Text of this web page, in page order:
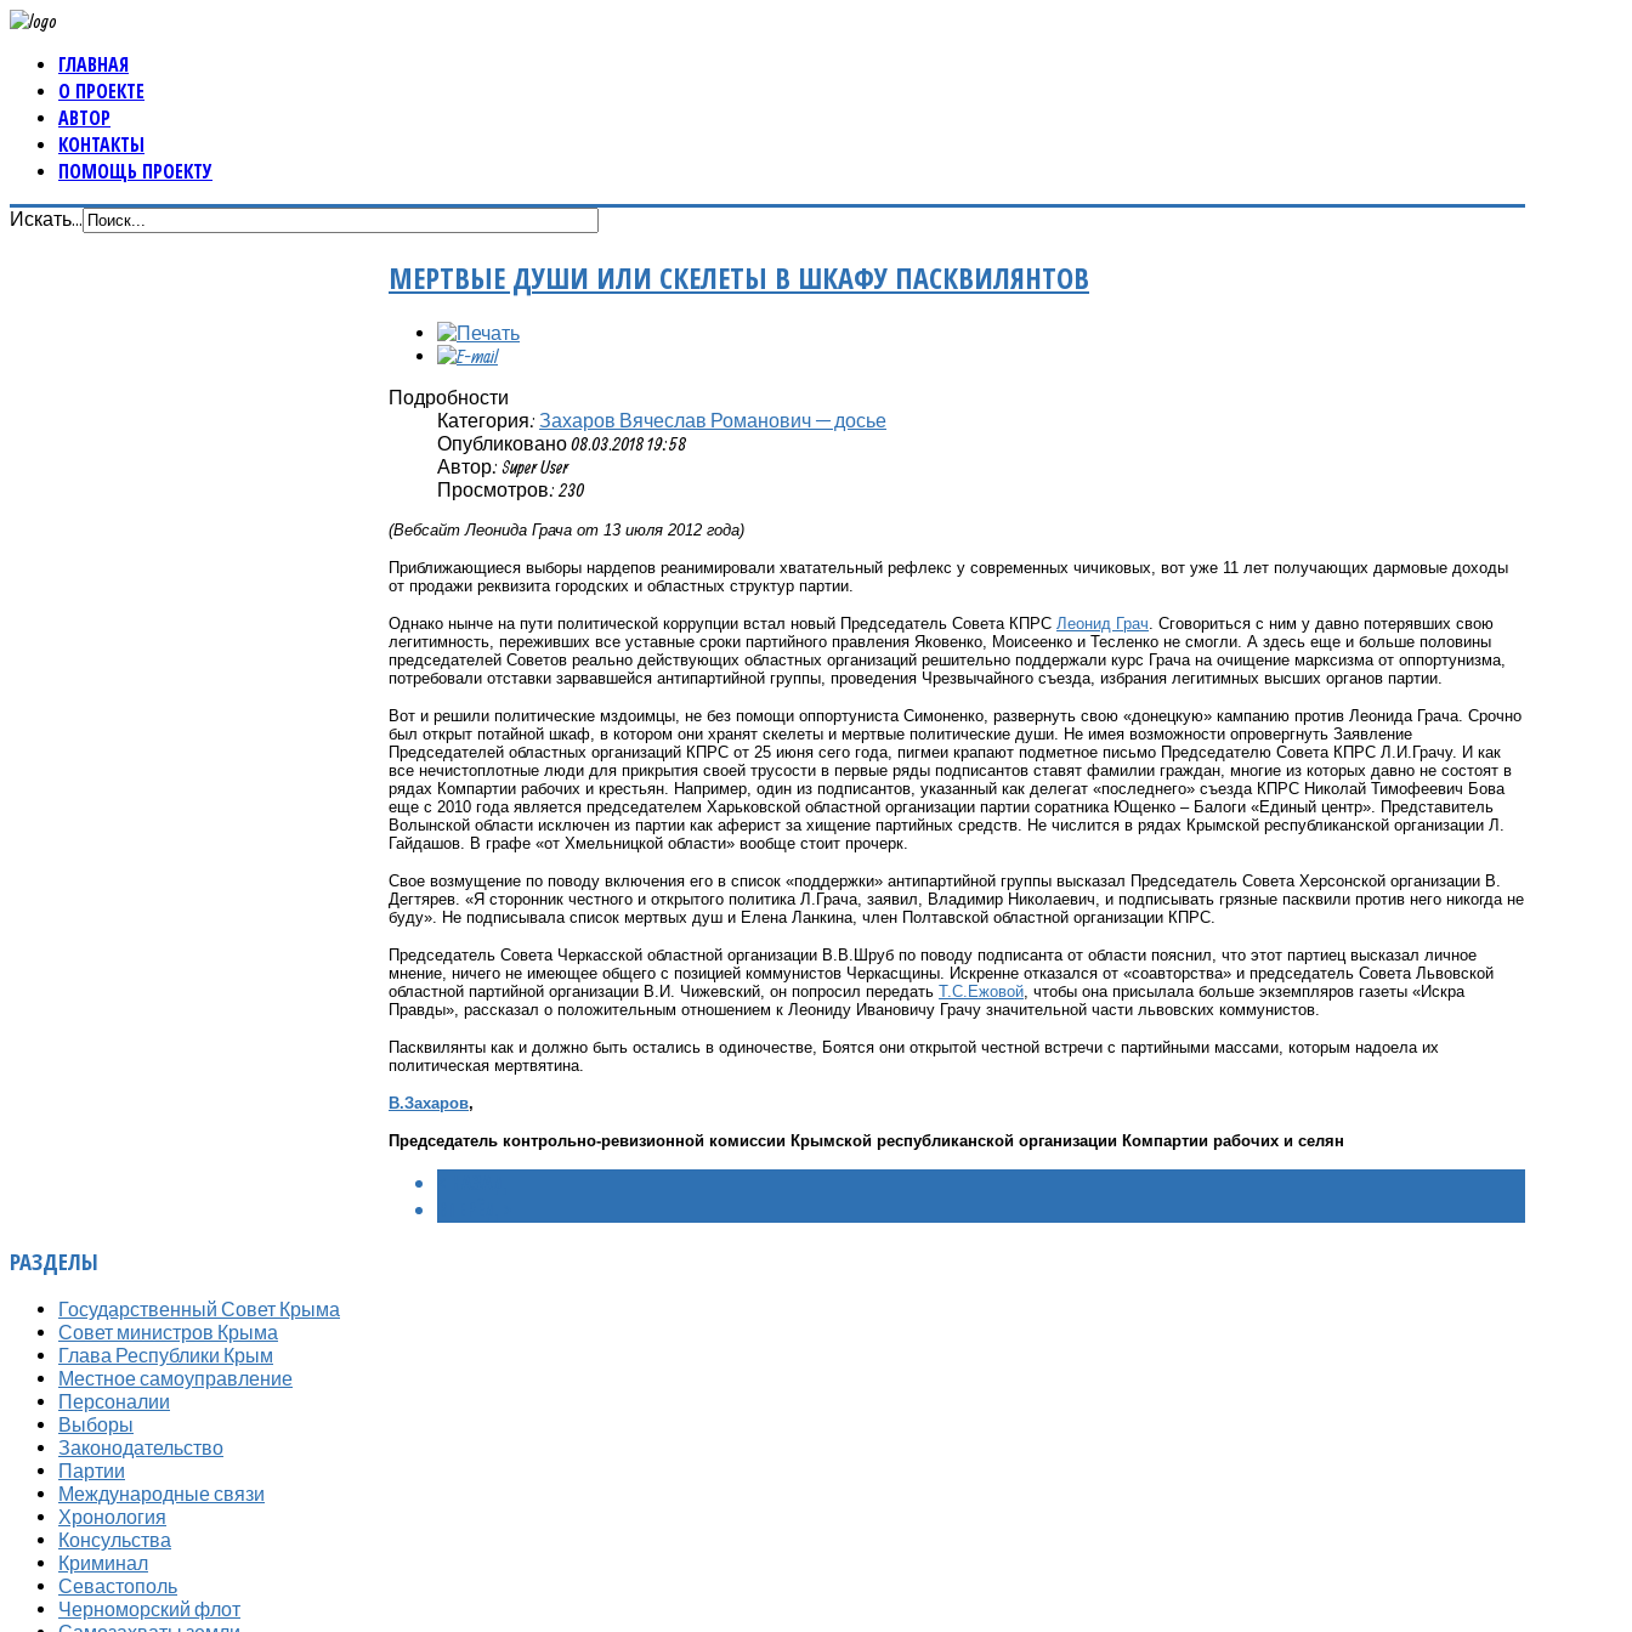
ГЛАВНАЯ
О ПРОЕКТЕ
АВТОР
КОНТАКТЫ
ПОМОЩЬ ПРОЕКТУ
Искать...
МЕРТВЫЕ ДУШИ ИЛИ СКЕЛЕТЫ В ШКАФУ ПАСКВИЛЯНТОВ
Подробности
Категория: Захаров Вячеслав Романович — досье
Опубликовано 08.03.2018 19:58
Автор: Super User
Просмотров: 230
(Вебсайт Леонида Грача от 13 июля 2012 года)
Приближающиеся выборы нардепов реанимировали хватательный рефлекс у современных чичиковых, вот уже 11 лет получающих дармовые доходы
от продажи реквизита городских и областных структур партии.
Однако нынче на пути политической коррупции встал новый Председатель Совета КПРС Леонид Грач . Сговориться с ним у давно потерявших свою
легитимность, переживших все уставные сроки партийного правления Яковенко, Моисеенко и Тесленко не смогли. А здесь еще и больше половины
председателей Советов реально действующих областных организаций решительно поддержали курс Грача на очищение марксизма от оппортунизма,
потребовали отставки зарвавшейся антипартийной группы, проведения Чрезвычайного съезда, избрания легитимных высших органов партии.
Вот и решили политические мздоимцы, не без помощи оппортуниста Симоненко, развернуть свою «донецкую» кампанию против Леонида Грача. Срочно
был открыт потайной шкаф, в котором они хранят скелеты и мертвые политические души. Не имея возможности опровергнуть Заявление
Председателей областных организаций КПРС от 25 июня сего года, пигмеи крапают подметное письмо Председателю Совета КПРС Л.И.Грачу. И как
все нечистоплотные люди для прикрытия своей трусости в первые ряды подписантов ставят фамилии граждан, многие из которых давно не состоят в
рядах Компартии рабочих и крестьян. Например, один из подписантов, указанный как делегат «последнего» съезда КПРС Николай Тимофеевич Бова
еще с 2010 года является председателем Харьковской областной организации партии соратника Ющенко – Балоги «Единый центр». Представитель
Волынской области исключен из партии как аферист за хищение партийных средств. Не числится в рядах Крымской республиканской организации Л.
Гайдашов. В графе «от Хмельницкой области» вообще стоит прочерк.
Свое возмущение по поводу включения его в список «поддержки» антипартийной группы высказал Председатель Совета Херсонской организации В.
Дегтярев. «Я сторонник честного и открытого политика Л.Грача, заявил, Владимир Николаевич, и подписывать грязные пасквили против него никогда не
буду». Не подписывала список мертвых душ и Елена Ланкина, член Полтавской областной организации КПРС.
Председатель Совета Черкасской областной организации В.В.Шруб по поводу подписанта от области пояснил, что этот партиец высказал личное
мнение, ничего не имеющее общего с позицией коммунистов Черкасщины. Искренне отказался от «соавторства» и председатель Совета Львовской
областной партийной организации В.И. Чижевский, он попросил передать Т.С.Ежовой , чтобы она присылала больше экземпляров газеты «Искра
Правды», рассказал о положительным отношением к Леониду Ивановичу Грачу значительной части львовских коммунистов.
Пасквилянты как и должно быть остались в одиночестве, Боятся они открытой честной встречи с партийными массами, которым надоела их
политическая мертвятина.
В.Захаров,
Председатель контрольно-ревизионной комиссии Крымской республиканской организации Компартии рабочих и селян
РАЗДЕЛЫ
Государственный Совет Крыма
Совет министров Крыма
Глава Республики Крым
Местное самоуправление
Персоналии
Выборы
Законодательство
Партии
Международные связи
Хронология
Консульства
Криминал
Севастополь
Черноморский флот